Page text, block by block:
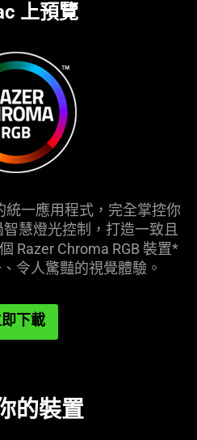
上預覽
統一應用程式，完全掌控你
智慧燈光控制，打造一致且
Razer Chroma RGB 裝置*
令人驚豔的視覺體驗 。
下載
的裝置